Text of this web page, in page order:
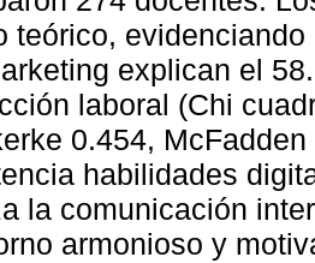
teórico,
explican el
laboral (Chi
0.454,
habilidades
la comunicación
armonioso y